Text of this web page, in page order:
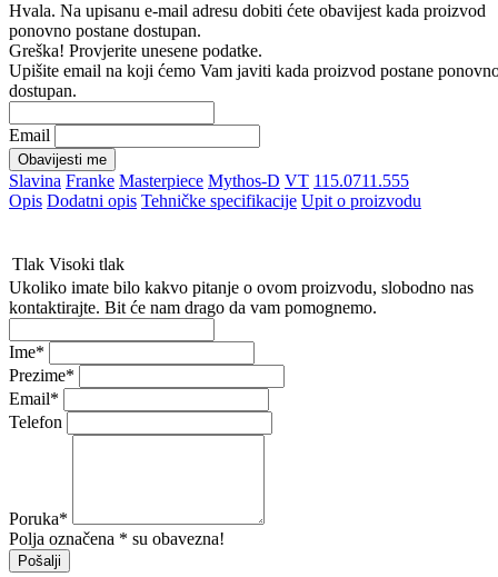
Hvala. Na upisanu e-mail adresu dobiti ćete obavijest kada proizvod
ponovno postane dostupan.
Greška! Provjerite unesene podatke.
Upišite email na koji ćemo Vam javiti kada proizvod postane
dostupan.
Email
Obavijesti me
Slavina Franke Masterpiece Mythos-D VT 115.0711.555
Opis Dodatni opis Tehničke specifikacije Upit o proizvodu
Tlak Visoki tlak
Ukoliko imate bilo kakvo pitanje o ovom proizvodu, slobodno nas
kontaktirajte. Bit će nam drago da vam pomognemo.
Ime*
Prezime*
Email*
Telefon
Poruka*
Polja označena * su obavezna!
Pošalji